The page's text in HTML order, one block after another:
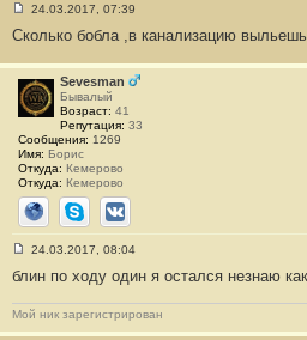
о
б
щ
е
н
и
е
#
2
7
24.03.2017, 07:39
Сколько бобла ,в канализацию
Sevesman
Бывалый
Возраст: 41
Репутация: 33
Сообщения: 1269
Имя: Борис
Откуда: Кемерово
Откуда: Кемерово
СайтSkypeВКонтакте
о
б
щ
е
24.03.2017, 08:04
блин по ходу один я остался незнаю
Мой ник зарегистрирован